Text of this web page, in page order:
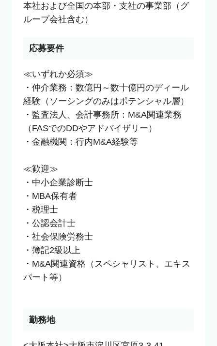
本社および全国の本部・支社の事業部（グ
ループ会社含む）
応募要件
≪いずれか必須≫
・仲介業務：数億円～数十億円のディール
経験（ソーシングのみはポテンシャル層）
・監査法人、会計事務所：M&A関連業務
（FASでのDDやアドバイザリー）
・金融機関：行内M&A経験等
≪歓迎≫
・中小企業診断士
・MBA保有者
・税理士
・公認会計士
・社会保険労務士
・簿記2級以上
・M&A関連資格（スペシャリスト、エキス
パート等）
勤務地